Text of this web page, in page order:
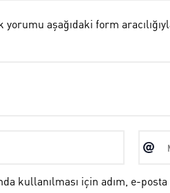
yorumu aşağıdaki form
kullanılması için adım, e-